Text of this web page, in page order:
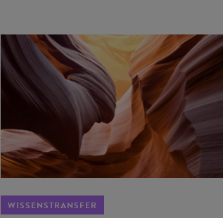
WISSENSTRANSFER